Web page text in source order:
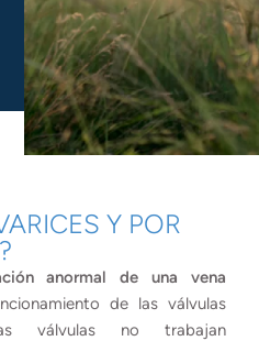
Y POR
anormal de una vena
de las válvulas
válvulas no trabajan